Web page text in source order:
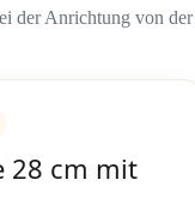
der Anrichtung von der
28 cm mit